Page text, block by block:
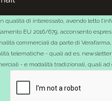
qualità di interessato, avendo letto
EU 2016/679, acconsento
commerciali da parte di
telematiche - quali ad es.
- e modalità tradizionali, quali ad